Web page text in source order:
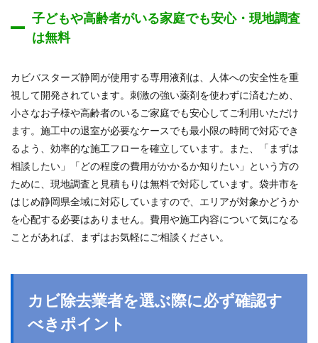
子どもや高齢者がいる家庭でも安心・現地調査
は無料
カビバスターズ静岡が使用する専用液剤は、人体への安全性を重
視して開発されています。刺激の強い薬剤を使わずに済むため、
小さなお子様や高齢者のいるご家庭でも安心してご利用いただけ
ます。施工中の退室が必要なケースでも最小限の時間で対応でき
るよう、効率的な施工フローを確立しています。また、「まずは
相談したい」「どの程度の費用がかかるか知りたい」という方の
ために、現地調査と見積もりは無料で対応しています。袋井市を
はじめ静岡県全域に対応していますので、エリアが対象かどうか
を心配する必要はありません。費用や施工内容について気になる
ことがあれば、まずはお気軽にご相談ください。
カビ除去業者を選ぶ際に必ず確認す
べきポイント